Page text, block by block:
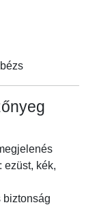
ezüst, kék,
biztonság